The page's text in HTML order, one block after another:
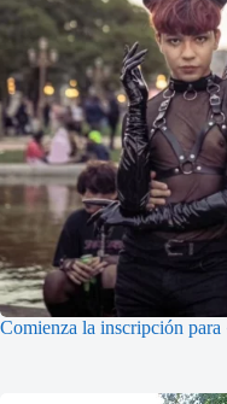
Comienza la inscripción